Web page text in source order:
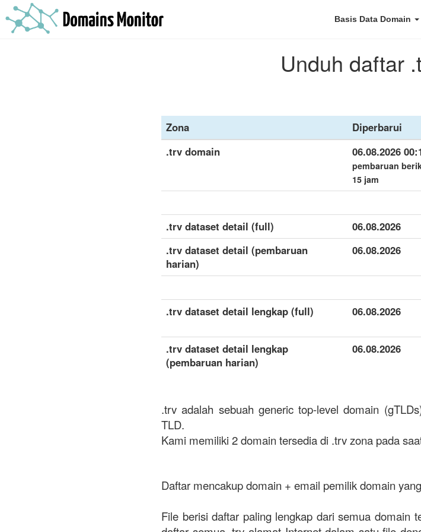
Basis Data Domain
Unduh daftar
Zona Diperbarui
.trv domain
06.08.2026
pembaruan
15 jam
.trv dataset detail (full) 06.08.2026
.trv dataset detail (pembaruan
harian)
06.08.2026
.trv dataset detail lengkap (full) 06.08.2026
.trv dataset detail lengkap
(pembaruan harian)
06.08.2026
.trv adalah sebuah generic top-level domain
TLD.
Kami memiliki 2 domain tersedia di .trv zona pada
Daftar mencakup domain + email pemilik domain
File berisi daftar paling lengkap dari semua domain